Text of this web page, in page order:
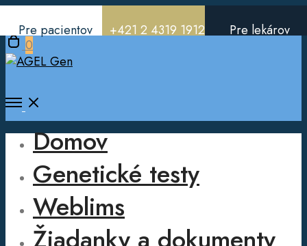
Pre pacientov +421 2 4319 1912 Pre lekárov
Open
cart
0
Open
Menu
Domov
Genetické testy
Weblims